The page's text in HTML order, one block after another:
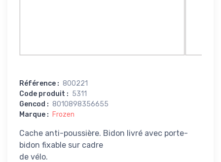
Référence : 800221
Code produit : 5311
Gencod : 8010898356655
Marque : Frozen
Cache anti-poussière. Bidon livré avec porte-
bidon fixable sur cadre
de vélo.